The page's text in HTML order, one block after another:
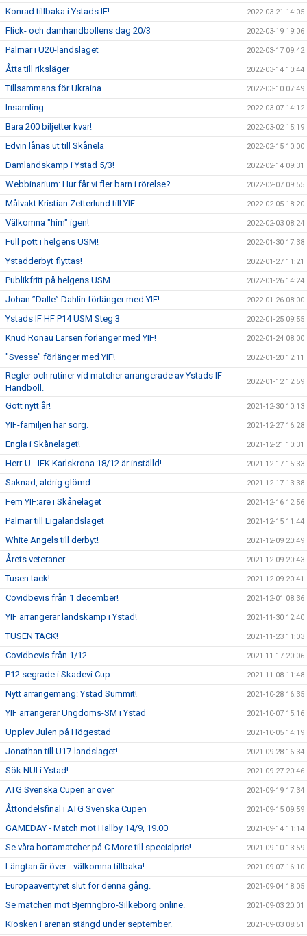
Konrad tillbaka i Ystads IF! 2022-03-21 14:05
Flick- och damhandbollens dag 20/3 2022-03-19 19:06
Palmar i U20-landslaget 2022-03-17 09:42
Åtta till riksläger 2022-03-14 10:44
Tillsammans för Ukraina 2022-03-10 07:49
Insamling 2022-03-07 14:12
Bara 200 biljetter kvar! 2022-03-02 15:19
Edvin lånas ut till Skånela 2022-02-15 10:00
Damlandskamp i Ystad 5/3! 2022-02-14 09:31
Webbinarium: Hur får vi fler barn i rörelse? 2022-02-07 09:55
Målvakt Kristian Zetterlund till YIF 2022-02-05 18:20
Välkomna "him" igen! 2022-02-03 08:24
Full pott i helgens USM! 2022-01-30 17:38
Ystadderbyt flyttas! 2022-01-27 11:21
Publikfritt på helgens USM 2022-01-26 14:24
Johan ”Dalle” Dahlin förlänger med YIF! 2022-01-26 08:00
Ystads IF HF P14 USM Steg 3 2022-01-25 09:55
Knud Ronau Larsen förlänger med YIF! 2022-01-24 08:00
"Svesse" förlänger med YIF! 2022-01-20 12:11
Regler och rutiner vid matcher arrangerade av Ystads IF
Handboll.
2022-01-12 12:59
Gott nytt år! 2021-12-30 10:13
YIF-familjen har sorg. 2021-12-27 16:28
Engla i Skånelaget! 2021-12-21 10:31
Herr-U - IFK Karlskrona 18/12 är inställd! 2021-12-17 15:33
Saknad, aldrig glömd. 2021-12-17 13:38
Fem YIF:are i Skånelaget 2021-12-16 12:56
Palmar till Ligalandslaget 2021-12-15 11:44
White Angels till derbyt! 2021-12-09 20:49
Årets veteraner 2021-12-09 20:43
Tusen tack! 2021-12-09 20:41
Covidbevis från 1 december! 2021-12-01 08:36
YIF arrangerar landskamp i Ystad! 2021-11-30 12:40
TUSEN TACK! 2021-11-23 11:03
Covidbevis från 1/12 2021-11-17 20:06
P12 segrade i Skadevi Cup 2021-11-08 11:48
Nytt arrangemang: Ystad Summit! 2021-10-28 16:35
YIF arrangerar Ungdoms-SM i Ystad 2021-10-07 15:16
Upplev Julen på Högestad 2021-10-05 14:19
Jonathan till U17-landslaget! 2021-09-28 16:34
Sök NUI i Ystad! 2021-09-27 20:46
ATG Svenska Cupen är över 2021-09-19 17:34
Åttondelsfinal i ATG Svenska Cupen 2021-09-15 09:59
GAMEDAY - Match mot Hallby 14/9, 19.00 2021-09-14 11:14
Se våra bortamatcher på C More till specialpris! 2021-09-10 13:59
Längtan är över - välkomna tillbaka! 2021-09-07 16:10
Europaäventyret slut för denna gång. 2021-09-04 18:05
Se matchen mot Bjerringbro-Silkeborg online. 2021-09-03 20:01
Kiosken i arenan stängd under september. 2021-09-03 08:51